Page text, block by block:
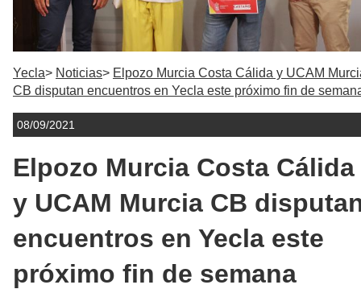
Yecla Noticias
Elpozo Murcia Costa Cálida y UCAM
CB disputan encuentros en Yecla este próximo fin de
08/09/2021
Elpozo Murcia Costa Cálida
y UCAM Murcia CB
encuentros en Yecla este
próximo fin de semana